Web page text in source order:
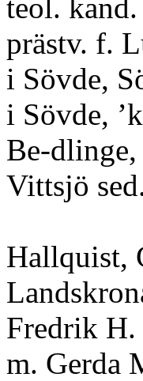
teol.
prästv. f.
i Sövde,
i Sövde,
Be-
Vittsjö
Hallquist,
Fredrik H.
m. Gerda